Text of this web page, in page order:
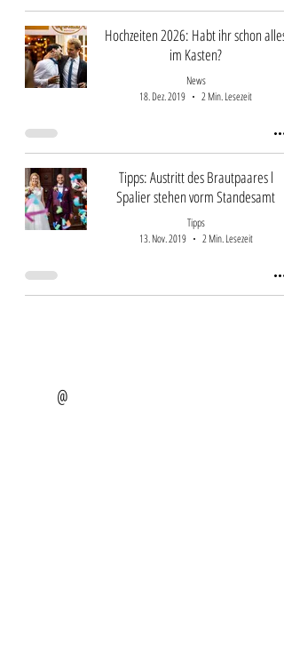
Hochzeiten 2026: Habt ihr schon alles
im Kasten?
News
18. Dez. 2019
2 Min. Lesezeit
Tipps: Austritt des Brautpaares l
Spalier stehen vorm Standesamt
Tipps
13. Nov. 2019
2 Min. Lesezeit
@